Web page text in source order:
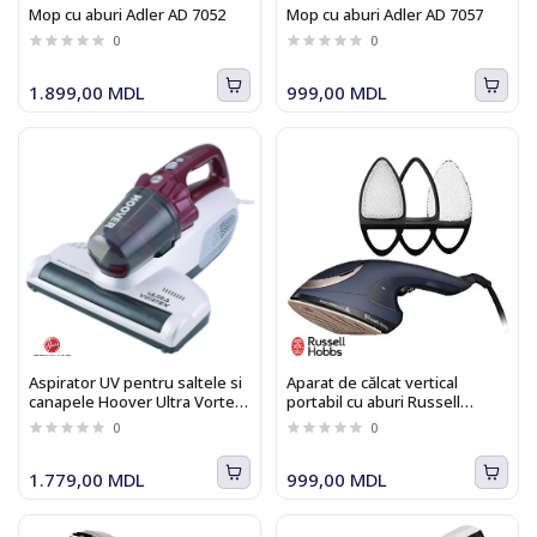
Mop cu aburi Adler AD 7052
0
1.899,00 MDL
Mop cu aburi Adler AD 7057
0
999,00 MDL
Aspirator UV pentru saltele si
canapele Hoover Ultra Vortex
MBC500UV 011
0
1.779,00 MDL
Aparat de călcat vertical
portabil cu aburi Russell
Hobbs Steam Genie 2 in 1
28370-56
0
999,00 MDL